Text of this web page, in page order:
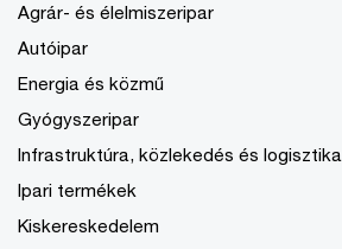
Agrár- és élelmiszeripar
Autóipar
Energia és közmű
Gyógyszeripar
Infrastruktúra, közlekedés és logisztika
Ipari termékek
Kiskereskedelem